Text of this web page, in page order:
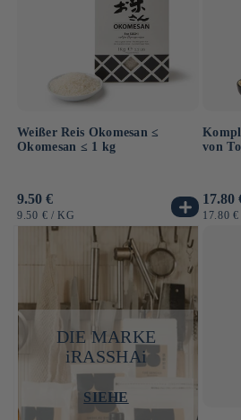
Weißer Reis Okomesan ≤
Okomesan ≤ 1 kg
Normaler
Preis
9.50 €
GRUNDPREIS
9.50 € / PRO
KG
von
Preis
17.80
17.80 €
DIE MARKE
iRASSHAi
SIEHE